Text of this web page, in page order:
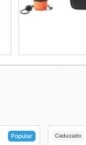
Popular Caducado